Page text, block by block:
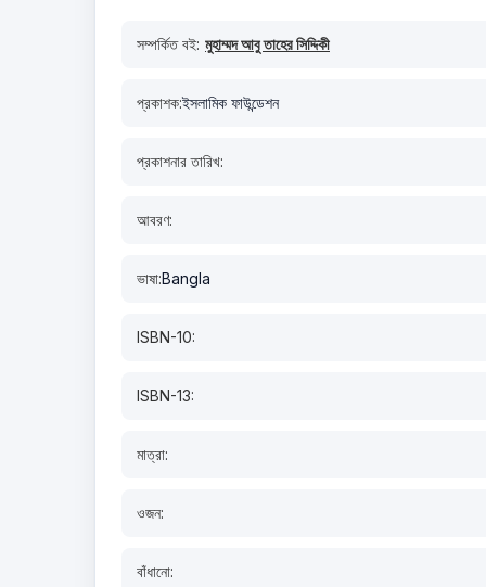
সম্পর্কিত বই: মুহাম্মদ আবু তাহের সিদ্দিকী
প্রকাশক:ইসলামিক ফাউন্ডেশন
প্রকাশনার তারিখ:
আবরণ:
ভাষা:Bangla
ISBN-10:
ISBN-13:
মাত্রা:
ওজন:
বাঁধানো: